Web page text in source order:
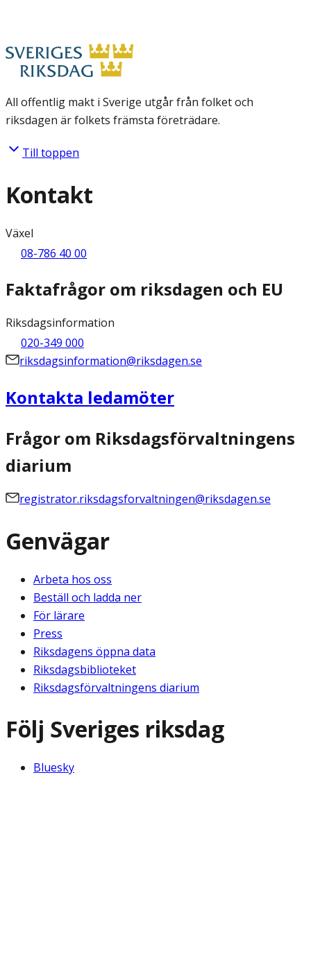
All offentlig makt i Sverige utgår från folket och
riksdagen är folkets främsta företrädare.
Till toppen
Kontakt
Växel
08-786 40 00
Faktafrågor om riksdagen och EU
Riksdagsinformation
020-349 000
riksdagsinformation@riksdagen.se
Kontakta ledamöter
Frågor om Riksdagsförvaltningens
diarium
registrator.riksdagsforvaltningen@riksdagen.se
Genvägar
Arbeta hos oss
Beställ och ladda ner
För lärare
Press
Riksdagens öppna data
Riksdagsbiblioteket
Riksdagsförvaltningens diarium
Följ Sveriges riksdag
Bluesky